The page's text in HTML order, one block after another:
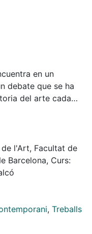
en un
debate que se ha
del arte cada
conseguir la
conseguir dicha
aceptar el firme
más
una teoría
de un hueco
en exponer los
l'Art, Facultat de
Barcelona, Curs:
, Treballs